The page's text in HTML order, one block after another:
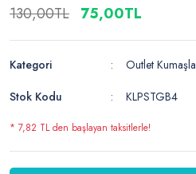
130,00TL 75,00TL
Kategori
Outlet
Stok Kodu
KLPSTGB4
* 7,82 TL den başlayan taksitlerle!